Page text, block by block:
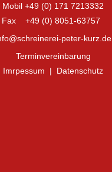
Mobil +49 (0) 171 7213332
Fax +49 (0) 8051-63757
peter-kurz.de
Terminvereinbarung
Imrpessum | Datenschutz